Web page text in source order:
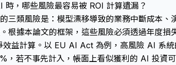
時，哪些風險最容易被 ROI 計算遺漏？
三類風險是：模型漂移導致的業務中斷成本、
根據本論文的框架，這些風險必須透過年度損
效益計算。以 EU AI Act 為例，高風險 AI 系
，若不事先計入，帳面上看似獲利的 AI 投資